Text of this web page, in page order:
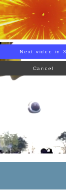
Next video in 2
Cancel